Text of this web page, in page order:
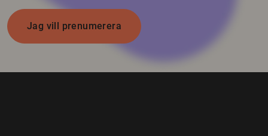
Jag vill prenumerera